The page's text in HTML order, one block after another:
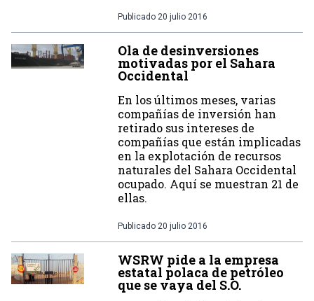
Publicado 20 julio 2016
Ola de desinversiones
motivadas por el Sahara
Occidental
En los últimos meses, varias
compañías de inversión han
retirado sus intereses de
compañías que están implicadas
en la explotación de recursos
naturales del Sahara Occidental
ocupado. Aquí se muestran 21 de
ellas.
Publicado 20 julio 2016
WSRW pide a la empresa
estatal polaca de petróleo
que se vaya del S.O.